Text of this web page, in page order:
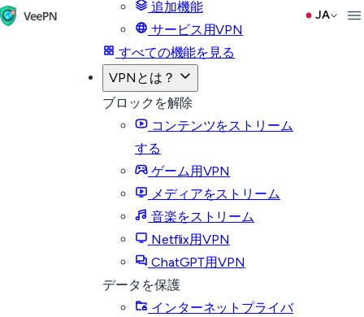
追加機能
サービス用VPN
すべての機能を見る
VPNとは？
ブロックを解除
コンテンツをストリーム
する
ゲーム用VPN
メディアをストリーム
音楽をストリーム
Netflix用VPN
ChatGPT用VPN
データを保護
インターネットプライバ
JA